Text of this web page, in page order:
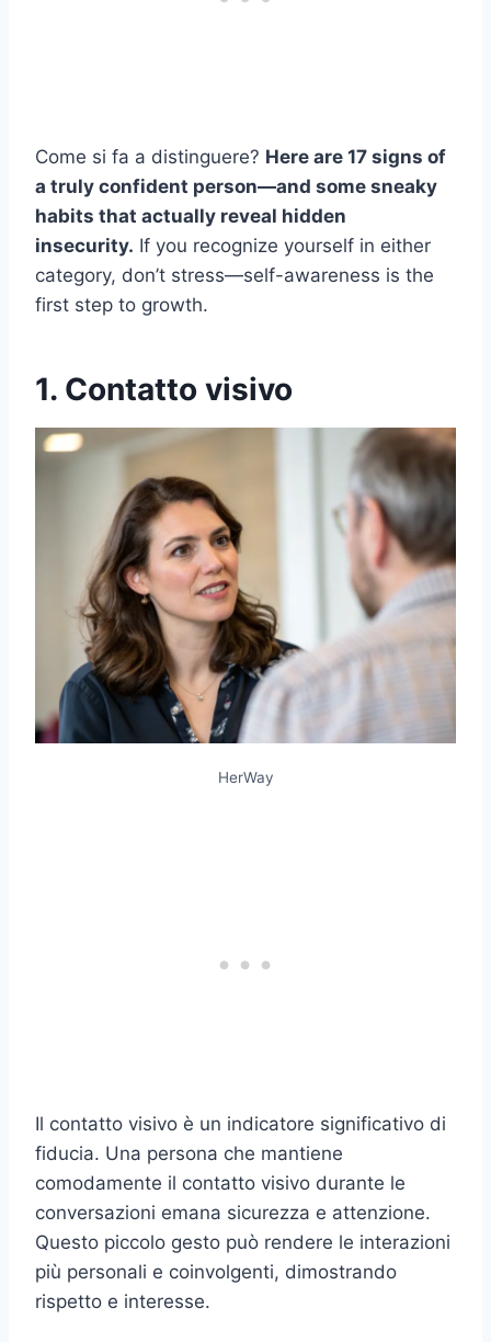
Come si fa a distinguere? Here are 17 signs of
a truly confident person—and some sneaky
habits that actually reveal hidden
insecurity. If you recognize yourself in either
category, don’t stress—self-awareness is the
first step to growth.
1. Contatto visivo
HerWay
Il contatto visivo è un indicatore significativo di
fiducia. Una persona che mantiene
comodamente il contatto visivo durante le
conversazioni emana sicurezza e attenzione.
Questo piccolo gesto può rendere le interazioni
più personali e coinvolgenti, dimostrando
rispetto e interesse.